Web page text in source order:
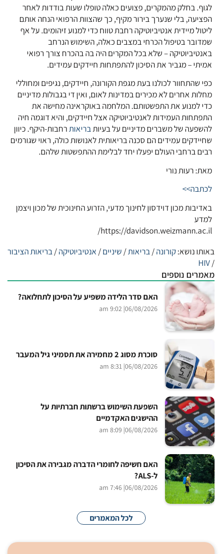
לגוף. בחלק מהמקרים, פצועים כאלה טופלו שעות בודדות לאחר
הפציעה, בלי שנערך בירור מקיף, כך שהצוות הרפואי הנחה אותם
ליטול מיידית אנטיביוטיקה רחבת טווח כדי למנוע זיהומים. על אף
שמדובר בטיפול הכרחי במצבים כאלה, השימוש הנרחב
באנטיביוטיקה – שלא בכל המקרים היה בה בהכרח צורך רפואי
אמיתי – מגביר את הסיכון להתפתחות חיידקים עמידים.
כפי שהתחוור לכולנו בעת מגפת הקורונה, חיידקים, נגיפים ומחוללי
מחלות אחרים לא מכירים במדינות לאום, ואין די בגבולות מדיניים
כדי למנוע את התפשטותם. המלחמה באוקראינה מחישה את
התפתחות העמידות לאנטיביוטיקה אצל חיידקים, והיא דוגמה חיה
להשפעה של משברים מדיניים על בעיותבריאותרחבות-היקף. כיוון
שחיידקים עמידים הם סכנה בריאותית לאנושות כולה, ראוי שגורמים
רבים ברחבי העולם יפעלו יחד לבלימת ההתפשטות שלהם.
מאת: רעות נורי
לכתבה>>
באדיבות מכון דוידסון לחינוך מדעי, הזרוע החינוכית של מכון ויצמן
למדע
https://davidson.weizmann.ac.il/
באותו נושא:קורונה/בריאות/ שיניים/ אנטיביוטיקה/בריאות הציבור
/
HIV
מאמרים נוספים
האם סדר הלידה משפיע על הסיכון לתחלואה?
06/08/2026
| 9:02 am
סוכרת מסוג 2 מחמירה את תסמיני גיל המעבר
06/08/2026
| 8:31 am
השפעת השימוש ברשתות חברתיות על
ההישגים האקדמיים
06/08/2026
| 8:09 am
האם חשיפה לחומרי הדברה מגבירה את הסיכון
ל-ALS?
06/08/2026
| 7:46 am
לכל המאמרים